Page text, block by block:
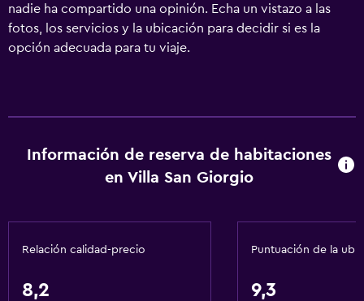
nadie ha compartido una opinión. Echa un vistazo a las
fotos, los servicios y la ubicación para decidir si es la
opción adecuada para tu viaje.
Información de reserva de habitaciones
en Villa San Giorgio
Relación calidad-precio
8,2
Puntuación de la
9,3